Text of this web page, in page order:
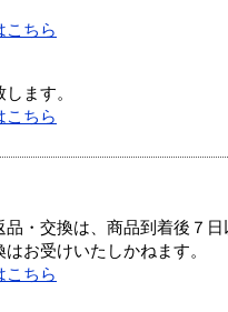
こちら
ます。
こちら
品・交換は、商品到着後７
お受けいたしかねます。
こちら